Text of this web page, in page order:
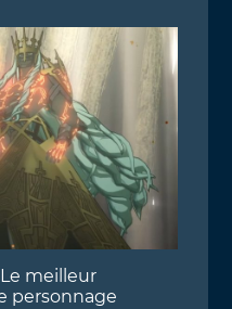
meilleur
personnage